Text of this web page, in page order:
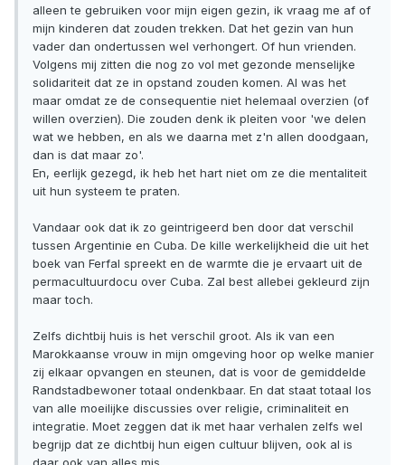
alleen te gebruiken voor mijn eigen gezin, ik vraag me af of
mijn kinderen dat zouden trekken. Dat het gezin van hun
vader dan ondertussen wel verhongert. Of hun vrienden.
Volgens mij zitten die nog zo vol met gezonde menselijke
solidariteit dat ze in opstand zouden komen. Al was het
maar omdat ze de consequentie niet helemaal overzien (of
willen overzien). Die zouden denk ik pleiten voor 'we delen
wat we hebben, en als we daarna met z'n allen doodgaan,
dan is dat maar zo'.
En, eerlijk gezegd, ik heb het hart niet om ze die mentaliteit
uit hun systeem te praten.
Vandaar ook dat ik zo geintrigeerd ben door dat verschil
tussen Argentinie en Cuba. De kille werkelijkheid die uit het
boek van Ferfal spreekt en de warmte die je ervaart uit de
permacultuurdocu over Cuba. Zal best allebei gekleurd zijn
maar toch.
Zelfs dichtbij huis is het verschil groot. Als ik van een
Marokkaanse vrouw in mijn omgeving hoor op welke manier
zij elkaar opvangen en steunen, dat is voor de gemiddelde
Randstadbewoner totaal ondenkbaar. En dat staat totaal los
van alle moeilijke discussies over religie, criminaliteit en
integratie. Moet zeggen dat ik met haar verhalen zelfs wel
begrijp dat ze dichtbij hun eigen cultuur blijven, ook al is
daar ook van alles mis.